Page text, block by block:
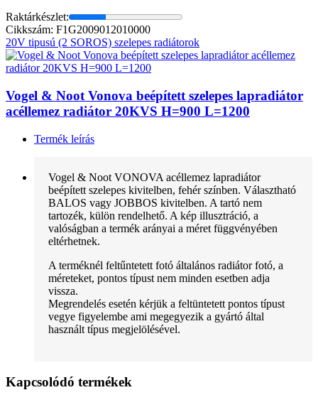
Raktárkészlet:
Cikkszám: F1G2009012010000
20V tipusú (2 SOROS) szelepes radiátorok
Vogel & Noot Vonova beépített szelepes lapradiátor
acéllemez radiátor 20KVS H=900 L=1200
Termék leírás
Vogel & Noot VONOVA acéllemez lapradiátor
beépített szelepes kivitelben, fehér színben. Választható
BALOS vagy JOBBOS kivitelben. A tartó nem
tartozék, külön rendelhető. A kép illusztráció, a
valóságban a termék arányai a méret függvényében
eltérhetnek.
A terméknél feltűntetett fotó általános radiátor fotó, a
méreteket, pontos típust nem minden esetben adja
vissza.
Megrendelés esetén kérjük a feltüntetett pontos típust
vegye figyelembe ami megegyezik a gyártó által
használt típus megjelölésével.
Kapcsolódó termékek